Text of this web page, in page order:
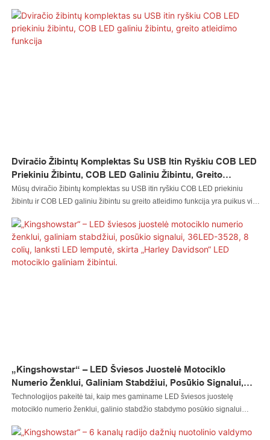
kokybė būtų garantuoti. Produktas naudojamas daugelyje skirtingų
scenarijų, tokių kaip motociklo apšvietimo sistema.
Dviračio Žibintų Komplektas Su USB Itin Ryškiu COB LED
Priekiniu Žibintu, COB LED Galiniu Žibintu, Greito
Atleidimo Funkcija
Mūsų dviračio žibintų komplektas su USB itin ryškiu COB LED priekiniu
žibintu ir COB LED galiniu žibintu su greito atleidimo funkcija yra puikus visų
automobilio žibintas, LED uolos žibintas, LED plaktukas, LED rato žibintas,
LED priekinis žibintas, LED motociklo žibintas, LED valties žibintas, LED
laido jungtis, LED valdiklis turi daug puikių funkcijų. Be to, jis sukurtas
moksliškai ir pagrįstai. Jo vidinę struktūrą ir išorinę išvaizdą kruopščiai
„Kingshowstar“ – LED Šviesos Juostelė Motociklo
Numerio Ženklui, Galiniam Stabdžiui, Posūkio Signalui,
36LED-3528, 8 Colių, Lanksti LED Lemputė, Skirta „Harley
Davidson“ LED Motociklo Galiniam Žibintui.
Technologijos pakeitė tai, kaip mes gaminame LED šviesos juostelę
motociklo numerio ženklui, galinio stabdžio stabdymo posūkio signalui
Tai labai pagerina mūsų darbo efektyvumą ir taupo gamybos sąnaudas.